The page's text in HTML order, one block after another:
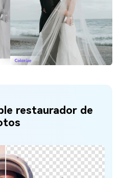
restaurador de